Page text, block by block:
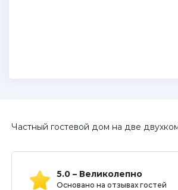
Частный гостевой дом на две
5.0 – Великолепно
Основано на отзывах гостей